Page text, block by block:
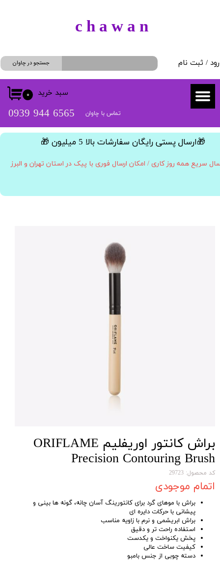
/ ثبت نام
سفارشات
خروج از حساب کاربری
جستجو در چاوان
​​6565 944 0939 تماس با چاوان
۰ سبد خرید
​c h a w a n
​🎁ارسال پستی رایگان سفارشات بالا 5 میلیون 🎁​​​​​​​
سریع همه روز کاری / امکان ارسال فوری با پیک در استان تهران و البرز
براش کانتور اوریفلیم ORIFLAME
Precision Contouring Brush
کد محصول: 29723
اتمام موجودی
براش با موهای گرد برای کانتورینگ آسان چانه، گونه ها بینی و
پیشانی با حرکات دایره ای
براش ابریشمی و نرم با زاویه مناسب
استفاده راحت تر و دقیق
پخش یکنواخت و یکدست
کیفیت ساخت عالی
دسته چوبی از جنس بامبو